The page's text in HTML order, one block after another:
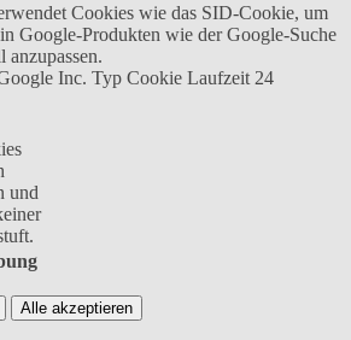
Cookies wie das SID-Cookie, um
Google-Produkten wie der Google-Suche
Inc. Typ Cookie Laufzeit 24
und
Alle akzeptieren